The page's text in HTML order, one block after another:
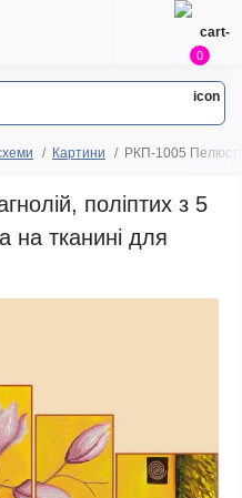
0
Картини РКП-1005
поліптих з 5
на тканині для